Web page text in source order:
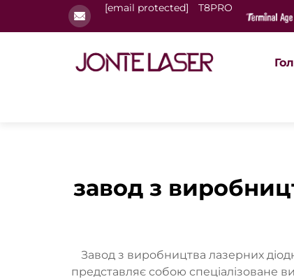
[email protected] T8PRO
завод з
Завод з виробництва лазерних
представляє собою спеціалізоване